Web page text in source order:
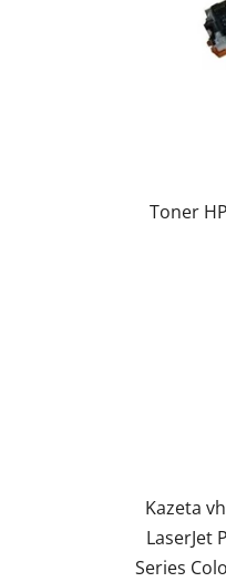
Toner
Kazeta
LaserJet
Series